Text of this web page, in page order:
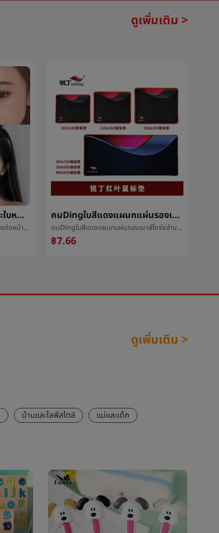
ดูเพิ่มเติม >
ไข่มุกใบหน้าอุปกรณ์เพชรแปะใบหน้าตาแต่งหน้าสดใสเพชรฉีกตัวตุ่นเพชรเวทีแต่งหน้าตารางแสดงเล็บแปะทีมงานของผู้หญิงåแต่งหน้าแปะ
ไข่มุกใบหน้าอุปกรณ์เพชรแปะใบหน้าตาแต่งหน้าสดใสเพชรฉีกตัวตุ่นเพชรเวทีแต่งหน้าตารางแสดงเล็บแปะทีมงานของผู้หญิงåแต่งหน้าแปะ
คมDingใบสีแดงแผนกแผ่นรองเมาส์โคร่งจำนวนเกมผู้จับแผ่นรองเมาส์ขายส่งน่ารักสำนักงานกันน้ำเล็กแผ่นรองเมาส์
คมDingใบสีแดงแผนกแผ่นรองเมาส์โคร่งจำนวนเกมผู้จับแผ่นรองเมาส์ขายส่งน่ารักสำนักงานกันน้ำเล็กแผ่นรองเมาส์
฿7.66
ดูเพิ่มเติม >
บ้านและไลฟ์สไตล์
แม่และเด็ก